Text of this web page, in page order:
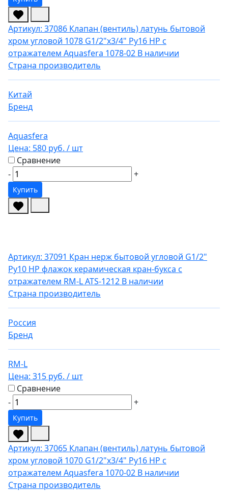
Артикул: 37086 Клапан (вентиль) латунь бытовой
хром угловой 1078 G1/2"х3/4" Ру16 НР с
отражателем Aquasfera 1078-02 В наличии
Страна производитель
Китай
Бренд
Aquasfera
Цена: 580 руб. / шт
Сравнение
-
+
Купить
Артикул: 37091 Кран нерж бытовой угловой G1/2"
Ру10 НР флажок керамическая кран-букса с
отражателем RM-L ATS-1212 В наличии
Страна производитель
Россия
Бренд
RM-L
Цена: 315 руб. / шт
Сравнение
-
+
Купить
Артикул: 37065 Клапан (вентиль) латунь бытовой
хром угловой 1070 G1/2"х3/4" Ру16 НР с
отражателем Aquasfera 1070-02 В наличии
Страна производитель